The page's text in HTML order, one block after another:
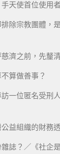
手天使首位使用
排除宗教團體，
濟之前，先釐
算做善事？
一位匿名受刑
益組織的財務
雜誌？／《社企